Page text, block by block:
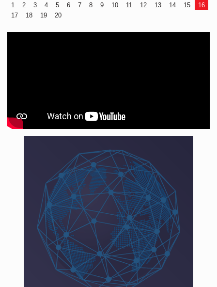
1 2 3 4 5 6 7 8 9 10 11 12 13 14 15
16
17
18 19 20